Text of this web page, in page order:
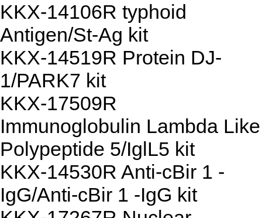
KKX-14106R typhoid
Antigen/St-Ag kit
KKX-14519R Protein DJ-
1/PARK7 kit
KKX-17509R
Immunoglobulin Lambda Like
Polypeptide 5/IglL5 kit
KKX-14530R Anti-cBir 1 -
IgG/Anti-cBir 1 -IgG kit